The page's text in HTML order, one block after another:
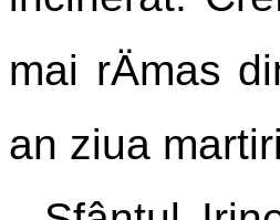
mai rÄmas
an ziua